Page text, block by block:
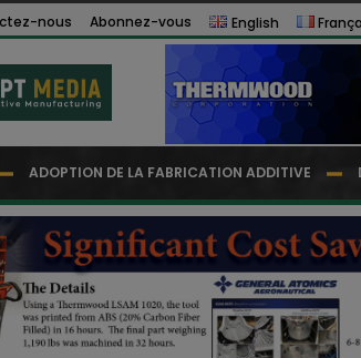
nous Abonnez-vous English
ADOPTION DE LA FABRICATION ADDITIVE